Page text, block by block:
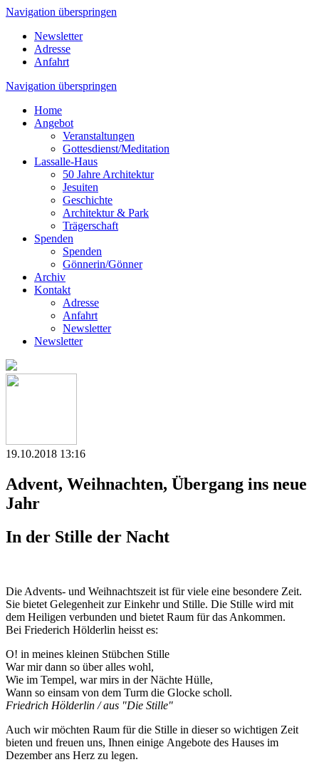
Navigation überspringen
Newsletter
Adresse
Anfahrt
Navigation überspringen
Home
Angebot
Veranstaltungen
Gottesdienst/Meditation
Lassalle-Haus
50 Jahre Architektur
Jesuiten
Geschichte
Architektur & Park
Trägerschaft
Spenden
Spenden
Gönnerin/Gönner
Archiv
Kontakt
Adresse
Anfahrt
Newsletter
Newsletter
19.10.2018 13:16
Advent, Weihnachten, Übergang ins neue
Jahr
In der Stille der Nacht
Die Advents- und Weihnachtszeit ist für viele eine besondere Zeit.
Sie bietet Gelegenheit zur Einkehr und Stille. Die Stille wird mit
dem Heiligen verbunden und bietet Raum für das Ankommen.
Bei Friederich Hölderlin heisst es:
O! in meines kleinen Stübchen Stille
War mir dann so über alles wohl,
Wie im Tempel, war mirs in der Nächte Hülle,
Wann so einsam von dem Turm die Glocke scholl.
Friedrich Hölderlin / aus "Die Stille"
Auch wir möchten Raum für die Stille in dieser so wichtigen Zeit
bieten und freuen uns, Ihnen einige Angebote des Hauses im
Dezember ans Herz zu legen.